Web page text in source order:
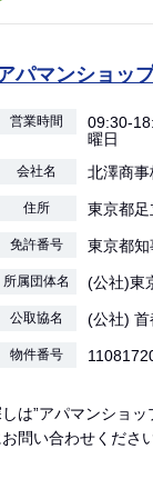
パマンショッ
営業時間
09:30-
曜日
会社名 北澤商
住所 東京都
免許番号 東京都
所属団体名 (公社)東
公取協名 (公社) 首
物件番号
は”アパマンショ
問い合わせくださ